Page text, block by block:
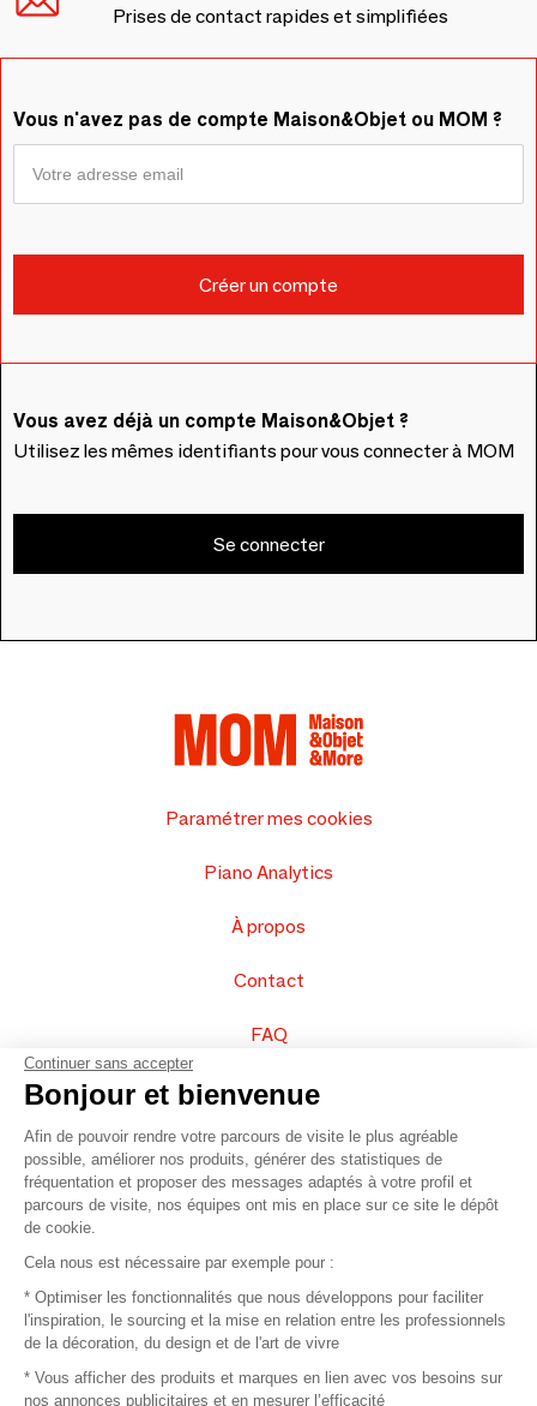
Prises de contact rapides et simplifiées
Vous n'avez pas de compte Maison&Objet ou MOM ?
Vous avez déjà un compte Maison&Objet ?
Utilisez les mêmes identifiants pour vous connecter à MOM
Se connecter
Paramétrer mes cookies
Piano Analytics
À propos
Contact
FAQ
Vendez vos produits
Plan du site
© 2016 –Organisation SAFI
Recrutement
Continuer sans accepter
Bonjour et bienvenue
Afin de pouvoir rendre votre parcours de visite le plus agréable
possible, améliorer nos produits, générer des statistiques de
fréquentation et proposer des messages adaptés à votre profil et
parcours de visite, nos équipes ont mis en place sur ce site le dépôt
de cookie.
Cela nous est nécessaire par exemple pour :
* Optimiser les fonctionnalités que nous développons pour faciliter
l'inspiration, le sourcing et la mise en relation entre les professionnels
de la décoration, du design et de l'art de vivre
* Vous afficher des produits et marques en lien avec vos besoins sur
nos annonces publicitaires et en mesurer l’efficacité